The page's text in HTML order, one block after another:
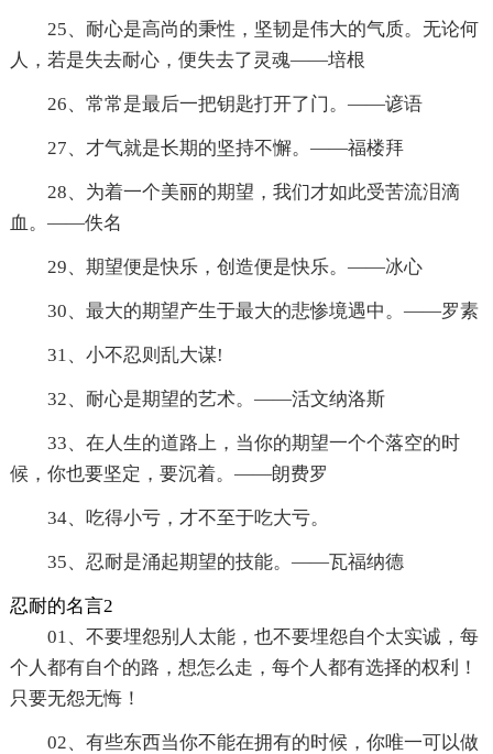
25、耐心是高尚的秉性，坚韧是伟大的气质。无论何
人，若是失去耐心，便失去了灵魂——培根
26、常常是最后一把钥匙打开了门。——谚语
27、才气就是长期的坚持不懈。——福楼拜
28、为着一个美丽的期望，我们才如此受苦流泪滴
血。——佚名
29、期望便是快乐，创造便是快乐。——冰心
30、最大的期望产生于最大的悲惨境遇中。——罗素
31、小不忍则乱大谋!
32、耐心是期望的艺术。——活文纳洛斯
33、在人生的道路上，当你的期望一个个落空的时
候，你也要坚定，要沉着。——朗费罗
34、吃得小亏，才不至于吃大亏。
35、忍耐是涌起期望的技能。——瓦福纳德
忍耐的名言2
01、不要埋怨别人太能，也不要埋怨自个太实诚，每
个人都有自个的路，想怎么走，每个人都有选择的权利！
只要无怨无悔！
02、有些东西当你不能在拥有的时候，你唯一可以做